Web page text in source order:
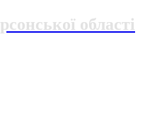
області